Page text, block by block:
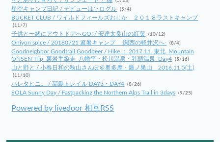
星空キャンプ日記 / デビューはソログル (5/4)
BUCKET CLUB / ワイルドフィールズおじか ２０１８ラストキャンプ
(11/7)
子供と一緒にアウトドアへGO! / 安達太良山の紅葉 (10/12)
Oniyon spice / 20180721 避暑キャンプ -関西の軽井沢へ- (8/4)
Goodneighbor,Goodtrail,Goodbeer / Hike ： 2017.11_東北_Mountain
ONSEN Trip_裏岩手縦走_八幡平・松川温泉・乳頭温泉_Day4 (5/16)
山と野と / 小春日和の秋山さんぽ＠奥多摩・鷹ノ巣山 2016.11.5(土)
(11/10)
ハレタヒニ。 / 高島トレイル DAY3・DAY4 (8/26)
SOLA Sunny Day / Fastpacking the Northern Alps Trail in 3days (9/25)
Powered by livedoor 相互RSS